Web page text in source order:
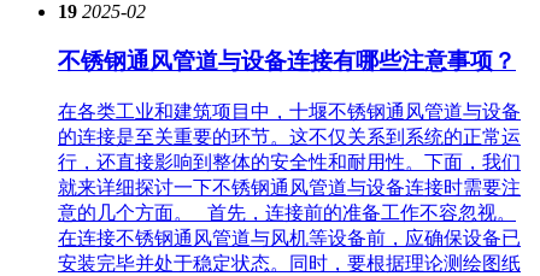
19 2025-02
不锈钢通风管道与设备连接有哪些注意事项？
在各类工业和建筑项目中，十堰不锈钢通风管道与设备
的连接是至关重要的环节。这不仅关系到系统的正常运
行，还直接影响到整体的安全性和耐用性。下面，我们
就来详细探讨一下不锈钢通风管道与设备连接时需要注
意的几个方面。 首先，连接前的准备工作不容忽视。
在连接不锈钢通风管道与风机等设备前，应确保设备已
安装完毕并处于稳定状态。同时，要根据理论测绘图纸